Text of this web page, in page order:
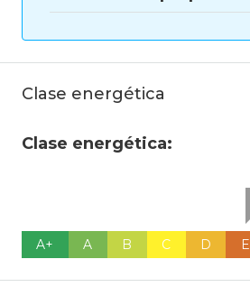
Clase energética
Clase energética:
A+ A B C D E